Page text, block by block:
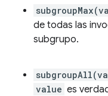
de todas las
subgrupo.
value es